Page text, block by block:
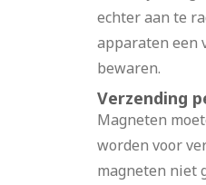
echter aan te
apparaten een
bewaren.
Verzending
Magneten
worden voor
magneten niet